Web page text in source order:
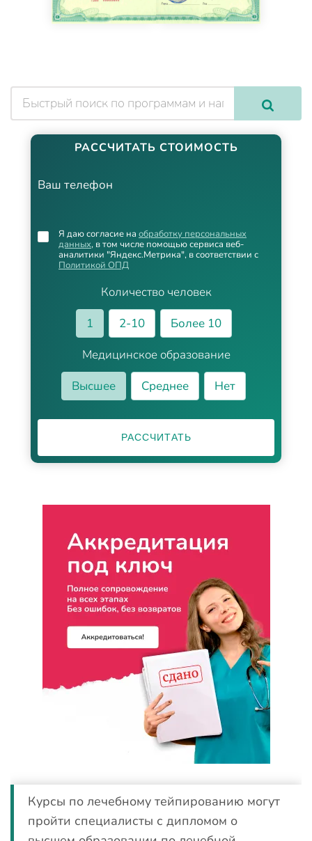
РАССЧИТАТЬ СТОИМОСТЬ
Ваш телефон
Количество человек
1
2-10
Более 10
Медицинское образование
Высшее
Среднее Нет
Я даю согласие на обработку персональных
данных, в том числе помощью сервиса веб-
аналитики "Яндекс.Метрика", в соответствии с
Политикой ОПД
РАССЧИТАТЬ
Курсы по лечебному тейпированию могут
пройти специалисты с дипломом о